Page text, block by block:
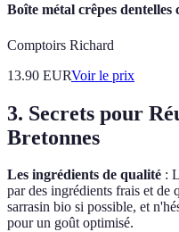
Boîte métal crêpes dentelles
Comptoirs Richard
13.90 EURVoir le prix
3. Secrets pour
Bretonnes
Les ingrédients de qualité :
par des ingrédients frais et de
sarrasin bio si possible, et
pour un goût optimisé.